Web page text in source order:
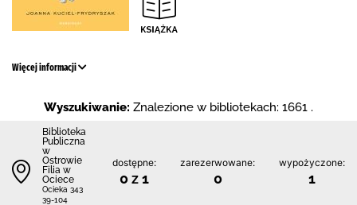
Więcej informacji
Wyszukiwanie: Znalezione w bibliotekach: 1661 .
Biblioteka
Publiczna
w
Ostrowie
Filia w
Ociece
Ocieka 343
39-104
dostępne:
0 z 1
zarezerwowane:
0
wypożyczone:
1